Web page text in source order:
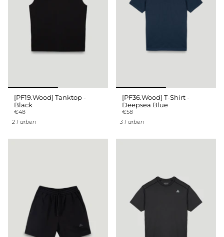
[PF19.Wood] Tanktop -
Black
€48
2 Farben
[PF36.Wood] T-Shirt -
Deepsea Blue
€58
3 Farben